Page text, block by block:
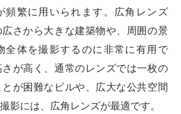
頻繁に用いられます。広角レンズ
さから大きな建築物や、周囲の景
全体を撮影するのに非常に有用で
が高く、通常のレンズでは一枚の
が困難なビルや、広大な公共空間
影には、広角レンズが最適です。